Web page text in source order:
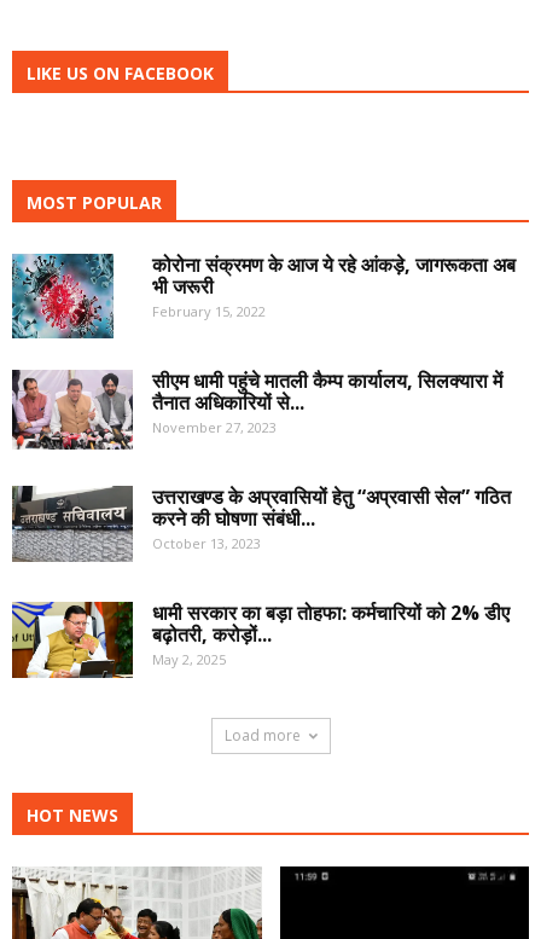
LIKE US ON FACEBOOK
MOST POPULAR
कोरोना संक्रमण के आज ये रहे आंकड़े, जागरूकता अब
भी जरूरी
February 15, 2022
सीएम धामी पहुंचे मातली कैम्प कार्यालय, सिलक्यारा में
तैनात अधिकारियों से...
November 27, 2023
उत्तराखण्ड के अप्रवासियों हेतु “अप्रवासी सेल” गठित
करने की घोषणा संबंधी...
October 13, 2023
धामी सरकार का बड़ा तोहफा: कर्मचारियों को 2% डीए
बढ़ोतरी, करोड़ों...
May 2, 2025
Load more
HOT NEWS